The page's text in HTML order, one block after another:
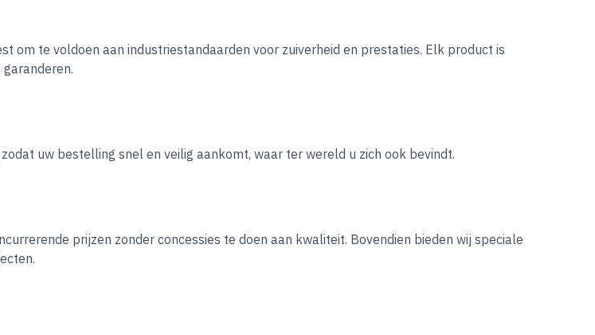
om te voldoen aan industriestandaarden voor zuiverheid en prestaties. Elk product is
uw bestelling snel en veilig aankomt, waar ter wereld u zich ook bevindt.
prijzen zonder concessies te doen aan kwaliteit. Bovendien bieden wij speciale